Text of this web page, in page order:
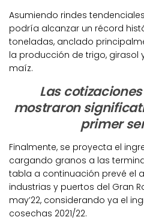
Asumiendo rindes
podría alcanzar un récord
toneladas, anclado
la producción de trigo, girasol
maíz.
Las
mostraron
primer
Finalmente, se proyecta el
cargando granos a las
tabla a continuación prevé el
industrias y puertos del Gran
may’22, considerando ya el
cosechas 2021/22.